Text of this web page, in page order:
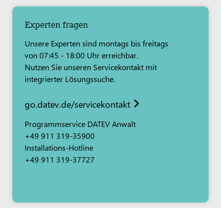
Experten fragen
Unsere Experten sind montags bis freitags
von 07:45 - 18:00 Uhr erreichbar.
Nutzen Sie unseren Servicekontakt mit
integrierter Lösungssuche.
go.datev.de/servicekontakt
Programmservice DATEV Anwalt
+49 911 319-35900
Installations-Hotline
+49 911 319-37727